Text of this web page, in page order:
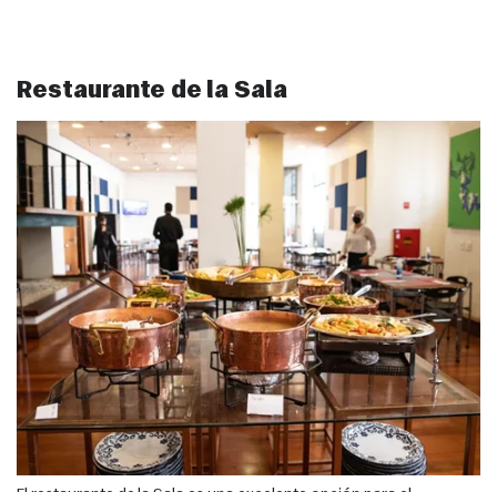
Restaurante de la Sala